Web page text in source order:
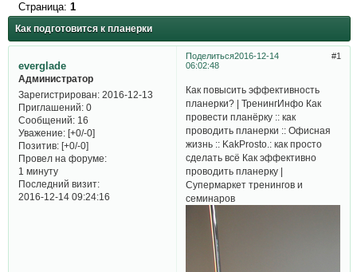
Как подготовится к планерки
Страница: 1
Поделиться 1
2016-12-14
06:02:48
everglade
Администратор
Зарегистрирован: 2016-12-13
Приглашений:0
Сообщений:16
Уважение: [+0/-0]
Позитив: [+0/-0]
Провел на форуме:
1 минуту
Последний визит:
2016-12-14 09:24:16
Как повысить эффективность
планерки? | ТренингИнфо Как
провести планёрку :: как
проводить планерки :: Офисная
жизнь :: KakProsto.: как просто
сделать всё Как эффективно
проводить планерку |
Супермаркет тренингов и
семинаров